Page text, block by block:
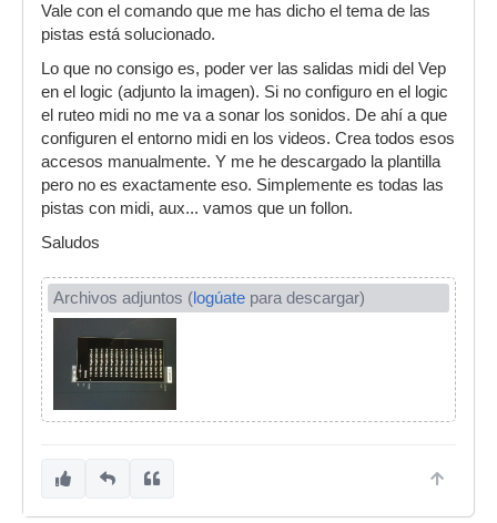
Vale con el comando que me has dicho el tema de las
pistas está solucionado.
Lo que no consigo es, poder ver las salidas midi del Vep
en el logic (adjunto la imagen). Si no configuro en el logic
el ruteo midi no me va a sonar los sonidos. De ahí a que
configuren el entorno midi en los videos. Crea todos esos
accesos manualmente. Y me he descargado la plantilla
pero no es exactamente eso. Simplemente es todas las
pistas con midi, aux... vamos que un follon.
Saludos
Archivos adjuntos (logúate para descargar)